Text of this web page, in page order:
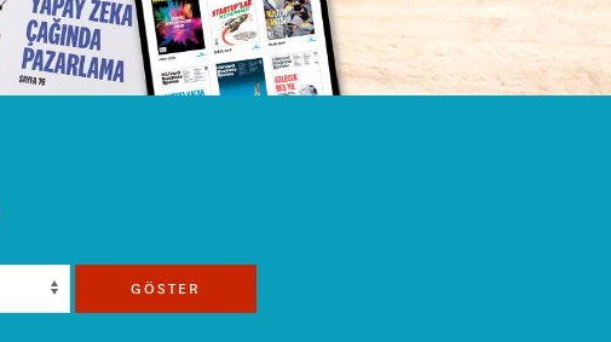
GÖSTER